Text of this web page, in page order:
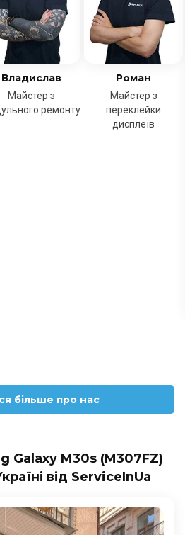
Владислав
Майстер з
ремонту
Роман
Майстер з
переклейки
дисплеїв
більше про нас
Galaxy M30s (M307FZ)
від ServiceInUa